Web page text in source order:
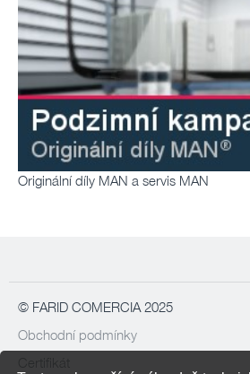
Originální díly MAN a servis MAN
© FARID COMERCIA 2025
Obchodní podmínky